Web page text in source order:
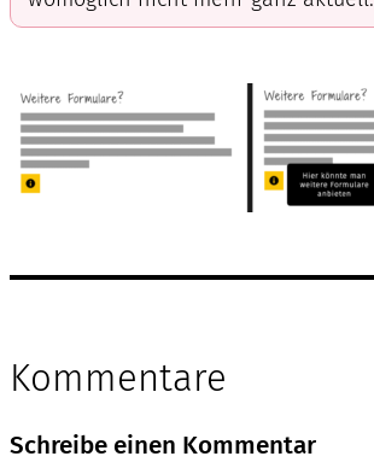
Kommentare
Schreibe einen Kommentar